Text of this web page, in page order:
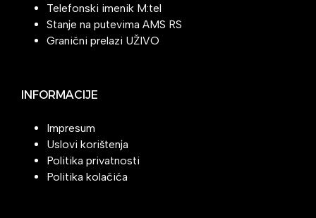
Telefonski imenik M:tel
Stanje na putevima AMS RS
Granični prelazi UŽIVO
INFORMACIJE
Impresum
Uslovi korištenja
Politika privatnosti
Politika kolačića